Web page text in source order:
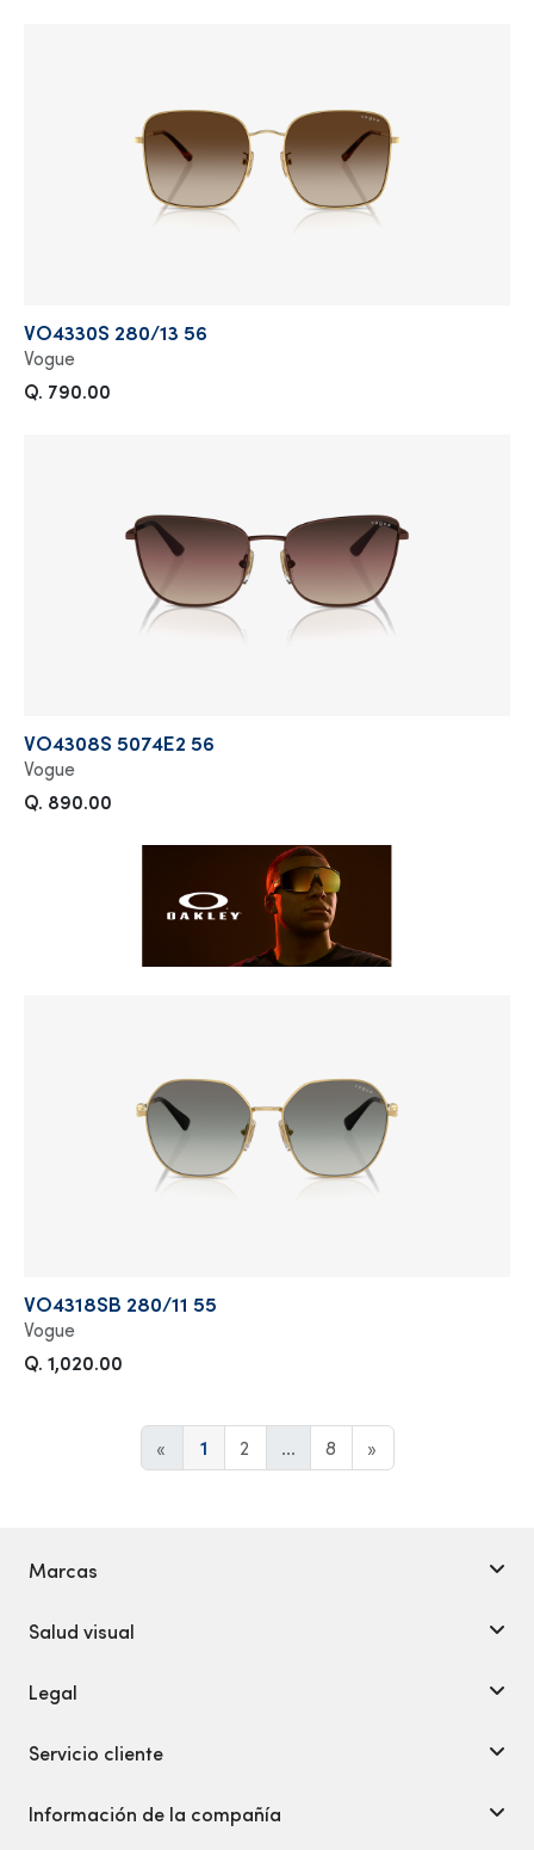
VO4330S 280/13 56
Vogue
Q. 790.00
VO4308S 5074E2 56
Vogue
Q. 890.00
VO4318SB 280/11 55
Vogue
Q. 1,020.00
« 1 2 ... 8 »
Marcas
Salud visual
Legal
Servicio cliente
Información de la compañía